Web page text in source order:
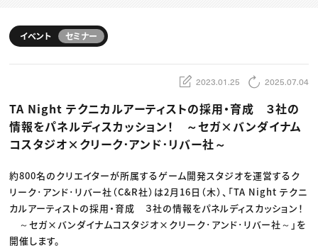
スキルアップしたい！
デザイン
編集・ライティング
マーケティング
ディレクション
業界解説・キャリア事情
お役立ち基礎知識
TOP Creator’s コラム
Webクリエイター
アプリクリエイター
ゲームクリエイター
映像クリエイター
マーケッター
C＆R Magazine
セミナー
ニュース・トレンド
Web
映像
ゲーム・エンタメ
広告
出版
CREATIVE VILLAGEからのお知らせ
イベント セミナー
2023.01.25 2025.07.04
TA Night テクニカルアーティストの採用・育成 ３社の
情報をパネルディスカッション！ ～セガ×バンダイナム
コスタジオ×クリーク･アンド･リバー社～
約800名のクリエイターが所属するゲーム開発スタジオを運営するク
リーク･アンド･リバー社（C&R社）は2月16日（木）、「TA Night テクニ
カルアーティストの採用・育成 ３社の情報をパネルディスカッション！
～セガ×バンダイナムコスタジオ×クリーク･アンド･リバー社～」を
開催します。